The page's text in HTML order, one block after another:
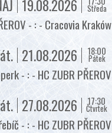
Středa
19.08.2026
- : - Cracovia Kraków
18:00
Pátek
21.08.2026
- : - HC ZUBR PŘEROV
17:30
Čtvrtek
27.08.2026
- : - HC ZUBR PŘEROV